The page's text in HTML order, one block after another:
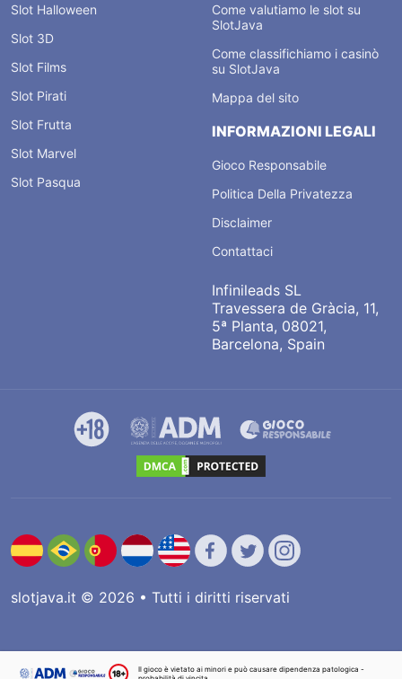
Il gioco è vietato ai minori e può causare dipendenza patologica -
Slot Halloween
Slot 3D
Slot Films
Slot Pirati
Slot Frutta
Slot Marvel
Slot Pasqua
Come valutiamo le slot su
SlotJava
Come classifichiamo i casinò
su SlotJava
Mappa del sito
INFORMAZIONI LEGALI
Gioco Responsabile
Politica Della Privatezza
Disclaimer
Contattaci
Infinileads SL
Travessera de Gràcia, 11,
5ª Planta, 08021,
Barcelona, Spain
slotjava.it © 2026 • Tutti i diritti riservati